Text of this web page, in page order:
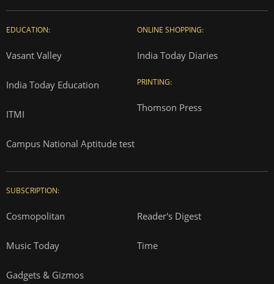
EDUCATION:
Vasant Valley
India Today Education
ITMI
Campus National Aptitude test
ONLINE SHOPPING:
India Today Diaries
PRINTING:
Thomson Press
SUBSCRIPTION:
Cosmopolitan Reader's Digest
Music Today Time
Gadgets & Gizmos